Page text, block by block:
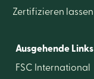
Zertifizieren lassen
Ausgehende Links
FSC International